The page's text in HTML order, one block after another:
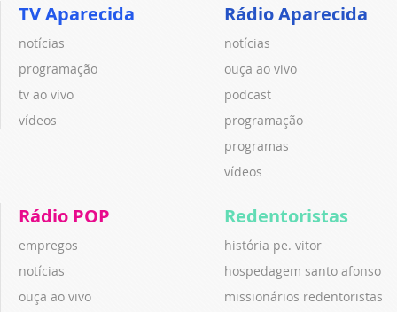
TV Aparecida
notícias
programação
tv ao vivo
vídeos
Rádio Aparecida
notícias
ouça ao vivo
podcast
programação
programas
vídeos
Rádio POP
empregos
notícias
ouça ao vivo
Redentoristas
história pe. vitor
hospedagem santo afonso
missionários redentoristas